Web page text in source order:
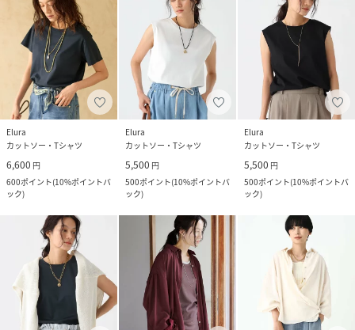
Elura
カットソー・Tシャツ
6,600 円
600ポイント(10%ポイントバ
ック)
Elura
カットソー・Tシャツ
5,500 円
500ポイント(10%ポイントバ
ック)
Elura
カットソー・Tシャツ
5,500 円
500ポイント(10%ポイントバ
ック)